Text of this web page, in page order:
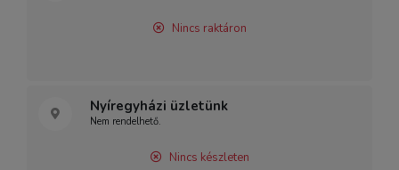
Nincs raktáron
Nyíregyházi üzletünk
Nem rendelhető.
Nincs készleten